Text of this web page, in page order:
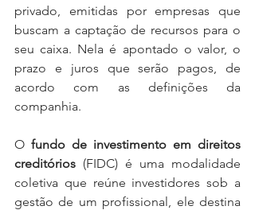
privado, emitidas por empresas que
buscam a captação de recursos para o
seu caixa. Nela é apontado o valor, o
prazo e juros que serão pagos, de
acordo com as definições da
companhia.
O fundo de investimento em direitos
creditórios (FIDC) é uma modalidade
coletiva que reúne investidores sob a
gestão de um profissional, ele destina